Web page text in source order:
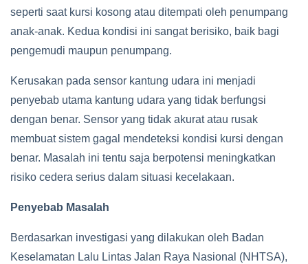
seperti saat kursi kosong atau ditempati oleh penumpang
anak-anak. Kedua kondisi ini sangat berisiko, baik bagi
pengemudi maupun penumpang.
Kerusakan pada sensor kantung udara ini menjadi
penyebab utama kantung udara yang tidak berfungsi
dengan benar. Sensor yang tidak akurat atau rusak
membuat sistem gagal mendeteksi kondisi kursi dengan
benar. Masalah ini tentu saja berpotensi meningkatkan
risiko cedera serius dalam situasi kecelakaan.
Penyebab Masalah
Berdasarkan investigasi yang dilakukan oleh Badan
Keselamatan Lalu Lintas Jalan Raya Nasional (NHTSA),